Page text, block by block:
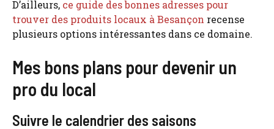
D’ailleurs, ce guide des bonnes adresses pour
trouver des produits locaux à Besançon recense
plusieurs options intéressantes dans ce domaine.
Mes bons plans pour devenir un
pro du local
Suivre le calendrier des saisons